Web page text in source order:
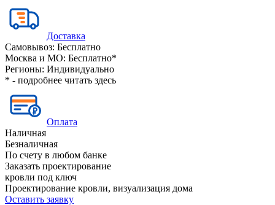
Доставка
Самовывоз: Бесплатно
Москва и МО: Бесплатно*
Регионы: Индивидуально
* - подробнее читать здесь
Оплата
Наличная
Безналичная
По счету в любом банке
Заказать проектирование
кровли под ключ
Проектирование кровли, визуализация дома
Оставить заявку